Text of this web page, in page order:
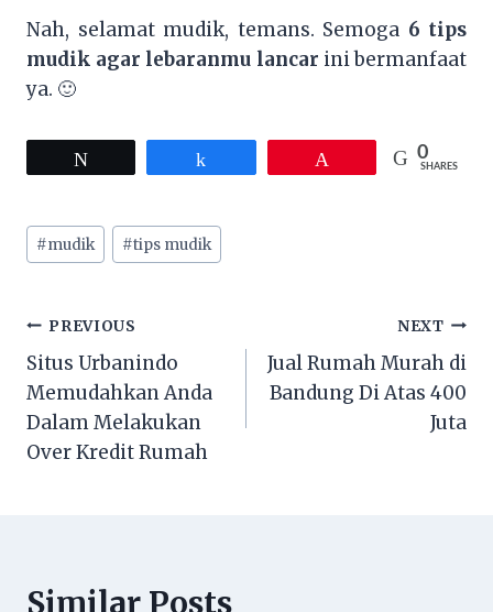
Nah, selamat mudik, temans. Semoga 6 tips
mudik agar lebaranmu lancar ini bermanfaat
ya. 🙂
0
SHARES
Post
Tags:
#mudik #tips mudik
Post
navigation
PREVIOUS
Situs Urbanindo
Memudahkan Anda
Dalam Melakukan
Over Kredit Rumah
NEXT
Jual Rumah Murah di
Bandung Di Atas 400
Juta
Similar Posts